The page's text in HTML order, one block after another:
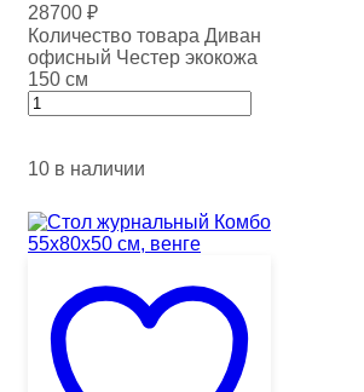
28700 ₽
Количество товара Диван
офисный Честер экокожа
150 см
10 в наличии